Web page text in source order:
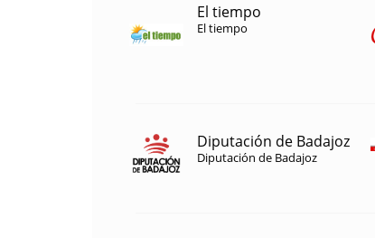
El tiempo
El tiempo
Diputación de Badajoz
Diputación de Badajoz